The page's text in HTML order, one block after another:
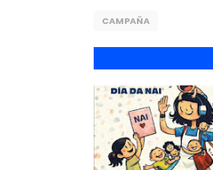
CAMPAÑA